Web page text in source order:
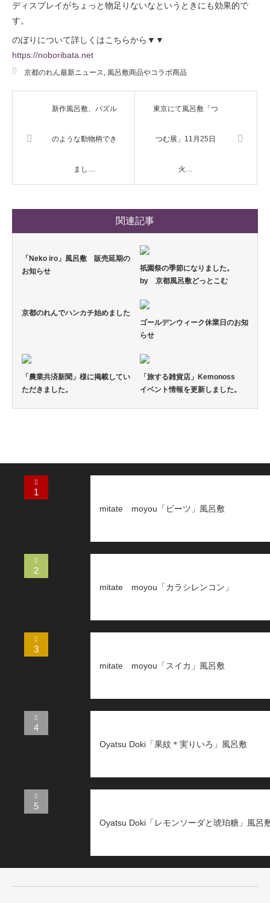
ディスプレイがちょっと物足りないなというときにも効果的で
す。
のぼりについて詳しくはこちらから▼▼
https://noboribata.net
京都のれん最新ニュース, 風呂敷商品やコラボ商品
新作風呂敷、パズル
のような動物柄でき
まし…
東京にて風呂敷「つ
つむ展」11月25日
火…
関連記事
「Neko iro」風呂敷 販売延期の
お知らせ
祇園祭の季節になりました。
by 京都風呂敷どっとこむ
京都のれんでハンカチ始めました
ゴールデンウィーク休業日のお知
らせ
「農業共済新聞」様に掲載してい
ただきました。
「旅する雑貨店」Kemonoss
イベント情報を更新しました。
1
mitate moyou「ビーツ」風呂敷
2
mitate moyou「カラシレンコン」
3
mitate moyou「スイカ」風呂敷
4
Oyatsu Doki「果紋＊実りいろ」風呂敷
5
Oyatsu Doki「レモンソーダと琥珀糖」風呂